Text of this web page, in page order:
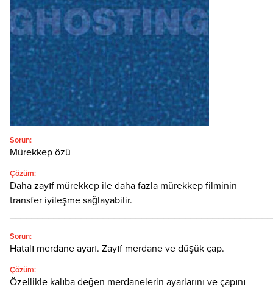
Türkçe
SEARCH
Sorun:
Mürekkep özü
Çözüm:
Daha zayıf mürekkep ile daha fazla mürekkep filminin
transfer iyileşme sağlayabilir.
Sorun:
Hatalı merdane ayarı. Zayıf merdane ve düşük çap.
Çözüm:
Özellikle kalıba değen merdanelerin ayarlarını ve çapını